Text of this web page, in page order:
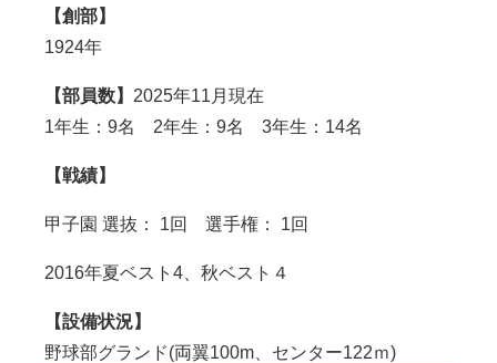
【創部】
1924年
【部員数】 2025年11月現在
1年生：9名 2年生：9名 3年生：14名
【戦績】
甲子園 選抜： 1回 選手権： 1回
2016年夏ベスト 4 、秋ベスト４
【設備状況】
野球部グランド(両翼100m 、センター122ｍ)